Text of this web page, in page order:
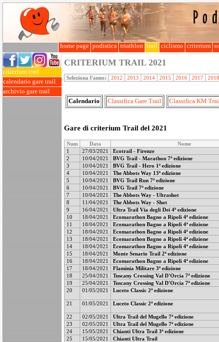
home page podistica triathlon trail ciclismo criterium
criterium trail
calendario gare trail
archivio gare trail
CRITERIUM TRAIL 2021
Seleziona l'anno: 2012 2013 2014 2015 2016 2017 2018
Calendario Classifica Gare Trail Classifica KM
Gare di criterium Trail del 2021
Num Data
Nome
1
27/03/2021
Ecotrail - Firenze
2
10/04/2021
BVG Trail - Marathon 7ª edizione
3
10/04/2021
BVG Trail - Hero 1ª edizione
4
10/04/2021
The Abbots Way 13ª edizione
5
10/04/2021
BVG Trail Run 7ª edizione
6
10/04/2021
BVG Trail 7ª edizione
7
10/04/2021
The Abbots Way - Ultrashot
8
11/04/2021
The Abbots Way - Shot
9
16/04/2021
Ultra Trail Via degli Dei 4ª edizione
10
18/04/2021
Ecomarathon Bagno a Ripoli 4ª edizione
11
18/04/2021
Ecomarathon Bagno a Ripoli 4ª edizione
12
18/04/2021
Ecomarathon Bagno a Ripoli 4ª edizione
13
18/04/2021
Ecomarathon Bagno a Ripoli 4ª edizione
14
18/04/2021
Ecomarathon Bagno a Ripoli 4ª edizione
15
18/04/2021
Monte Senario Trail 2ª edizione
16
18/04/2021
Ecomarathon Bagno a Ripoli 4ª edizione
17
18/04/2021
Flaminia Militare 3ª edizione
18
25/04/2021
Tuscany Crossing Val D'Orcia 7ª edizione
19
25/04/2021
Tuscany Crossing Val D'Orcia 7ª edizione
20
01/05/2021 Luceto Classic 2ª edizione
21 01/05/2021 Luceto Classic 2ª edizione
22 02/05/2021
Ultra Trail del Mugello 7ª edizione
23
02/05/2021
Ultra Trail del Mugello 7ª edizione
24
15/05/2021
Chianti Ultra Trail 3ª edizione
25
15/05/2021
Chianti Ultra Trail